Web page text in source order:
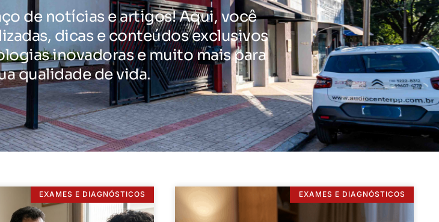
de notícias e artigos! Aqui, você
dicas e conteúdos exclusivos
inovadoras e muito mais para
qualidade de vida.
EXAMES E DIAGNÓSTICOS EXAMES E DIAGNÓSTICOS